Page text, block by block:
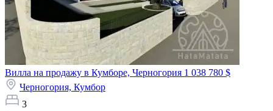
Вилла на продажу в Кумборе, Черногория 1 038 780 $
Черногория, Кумбор
3